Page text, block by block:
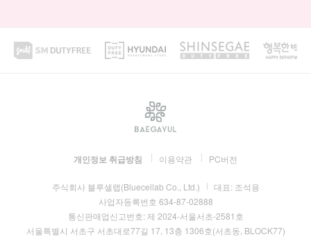
개인정보 취급방침 이용약관 PC버전
주식회사 블루셀랩(Bluecellab Co., Ltd.) 대표: 조석용
사업자등록번호 634-87-02888
통신판매업신고번호: 제 2024-서울서초-2581호
서울특별시 서초구 서초대로77길 17, 13층 1306호(서초동, BLOCK77)